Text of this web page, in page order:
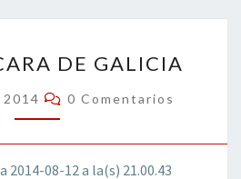
OTRA
CARA
DE
GALICIA
DE GALICIA
2014 Comentarios
0 Comentarios